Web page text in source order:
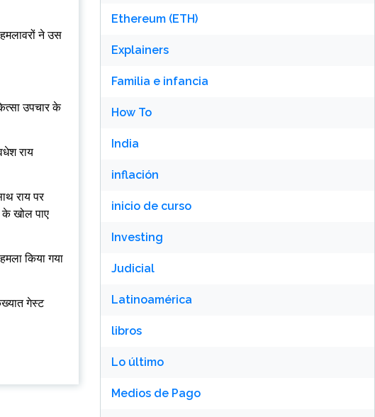
ने उस
उपचार के
राय
राय पर
खोल पाए
किया गया
गेस्ट
Ethereum (ETH)
Explainers
Familia e infancia
How To
India
inflación
inicio de curso
Investing
Judicial
Latinoamérica
libros
Lo último
Medios de Pago